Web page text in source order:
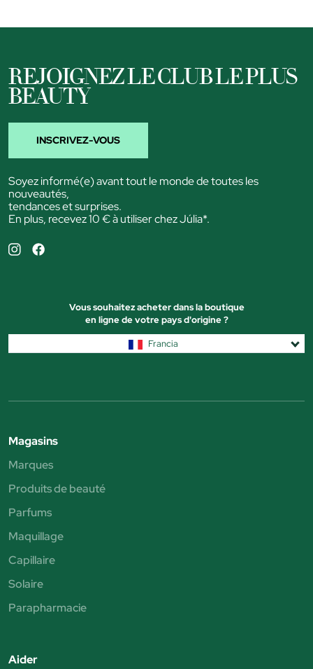
REJOIGNEZ LE CLUB LE PLUS
BEAUTY
INSCRIVEZ-VOUS
Soyez informé(e) avant tout le monde de toutes les
nouveautés,
tendances et surprises.
En plus, recevez 10 € à utiliser chez Júlia*.
Vous souhaitez acheter dans la boutique
en ligne de votre pays d'origine ?
Francia
Magasins
Marques
Produits de beauté
Parfums
Maquillage
Capillaire
Solaire
Parapharmacie
Aider